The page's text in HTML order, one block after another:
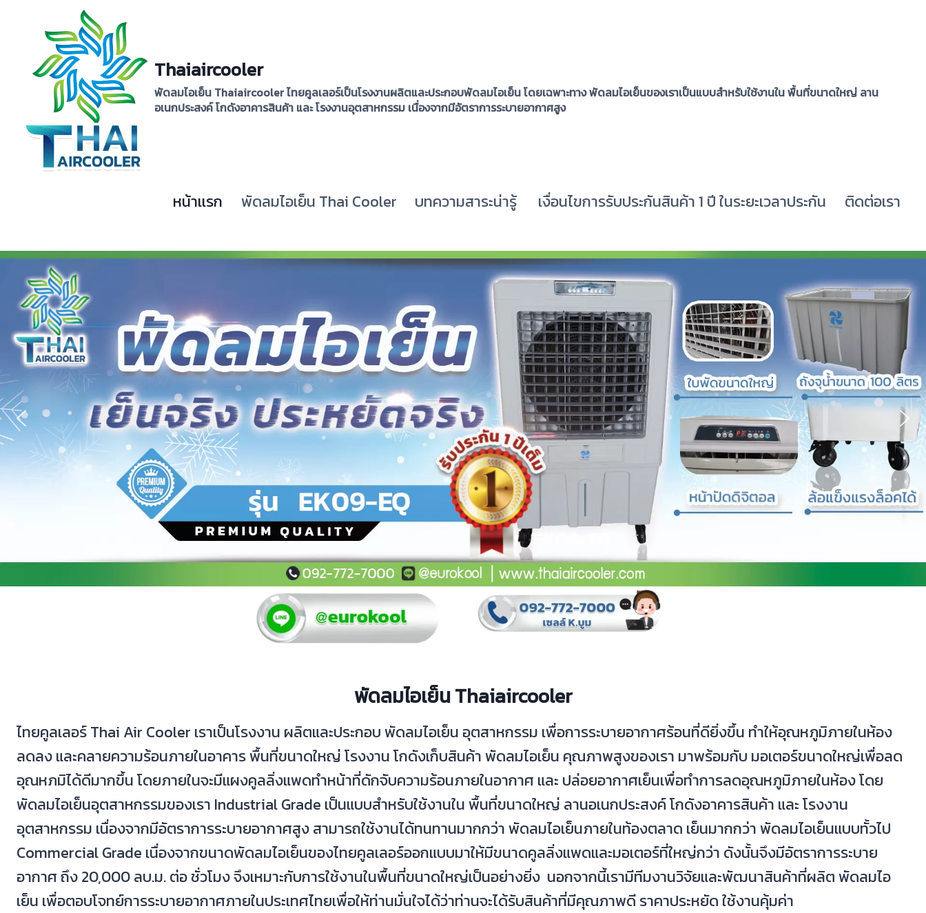
content
Thaiaircooler
พัดลมไอเย็น Thaiaircooler ไทยคูลเลอร์เป็นโรงงานผลิตและประกอบพัดลมไอเย็น โดยเฉพาะทาง พัดลมไอเย็นของเราเป็นแบบสำหรับใช้งานใน พื้นที่ขนาดใหญ่ ลาน
อเนกประสงค์ โกดังอาคารสินค้า และ โรงงานอุตสาหกรรม เนื่องจากมีอัตราการระบายอากาศสูง
หน้าเเรก พัดลมไอเย็น Thai Cooler บทความสาระน่ารู้ เงื่อนไขการรับประกันสินค้า 1 ปี ในระยะเวลาประกัน ติดต่อเรา
พัดลมไอเย็น Thaiaircooler
ไทยคูลเลอร์ Thai Air Cooler เราเป็นโรงงาน ผลิตและประกอบ พัดลมไอเย็น อุตสาหกรรม เพื่อการระบายอากาศร้อนที่ดียิ่งขึ้น ทำให้อุณหภูมิภายในห้อง
ลดลง และคลายความร้อนภายในอาคาร พื้นที่ขนาดใหญ่ โรงงาน โกดังเก็บสินค้า พัดลมไอเย็น คุณภาพสูงของเรา มาพร้อมกับ มอเตอร์ขนาดใหญ่เพื่อลด
อุณหภมิได้ดีมากขึ้น โดยภายในจะมีแผงคูลลิ่งแพดทำหน้าที่ดักจับความร้อนภายในอากาศ และ ปล่อยอากาศเย็นเพื่อทำการลดอุณหภูมิภายในห้อง โดย
พัดลมไอเย็นอุตสาหกรรมของเรา Industrial Grade เป็นแบบสำหรับใช้งานใน พื้นที่ขนาดใหญ่ ลานอเนกประสงค์ โกดังอาคารสินค้า และ โรงงาน
อุตสาหกรรม เนื่องจากมีอัตราการระบายอากาศสูง สามารถใช้งานได้ทนทานมากกว่า พัดลมไอเย็นภายในท้องตลาด เย็นมากกว่า พัดลมไอเย็นแบบทั้วไป
Commercial Grade เนื่องจากขนาดพัดลมไอเย็นของไทยคูลเลอร์ออกแบบมาให้มีขนาดคูลลิ่งแพดและมอเตอร์ที่ใหญ่กว่า ดังนั้นจึงมีอัตราการระบาย
อากาศ ถึง 20,000 ลบ.ม. ต่อ ชั่วโมง จึงเหมาะกับการใช้งานในพื้นที่ขนาดใหญ่เป็นอย่างยิ่ง นอกจากนี้เรามีทีมงานวิจัยและพัฒนาสินค้าที่ผลิต พัดลมไอ
เย็น เพื่อตอบโจทย์การระบายอากาศภายในประเทศไทยเพื่อให้ท่านมั่นใจได้ว่าท่านจะได้รับสินค้าที่มีคุณภาพดี ราคาประหยัด ใช้งานคุ้มค่า